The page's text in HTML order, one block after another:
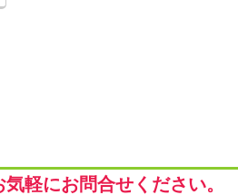
気軽にお問合せください。